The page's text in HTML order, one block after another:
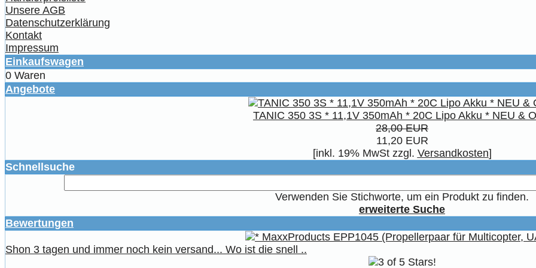
Unsere AGB
Datenschutzerklärung
Kontakt
Impressum
Einkaufswagen
0 Waren
Angebote
TANIC 350 3S * 11,1V 350mAh * 20C Lipo Akku * NEU &
28,00 EUR
11,20 EUR
[inkl. 19% MwSt zzgl. Versandkosten]
Schnellsuche
Verwenden Sie Stichworte, um ein Produkt zu finden.
erweiterte Suche
Bewertungen
Shon 3 tagen und immer noch kein versand... Wo ist die snell ..